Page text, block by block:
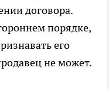
договора.
порядке,
его
не может.